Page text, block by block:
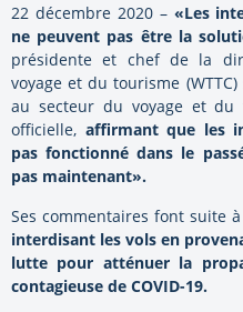
22 décembre 2020 – «Les
ne peuvent pas être la
présidente et chef de la
voyage et du tourisme
au secteur du voyage et du
officielle, affirmant que les
pas fonctionné dans le
pas maintenant».
Ses commentaires font suite
interdisant les vols en
lutte pour atténuer la
contagieuse de COVID-19.